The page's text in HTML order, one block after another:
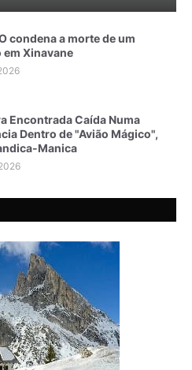
condena a morte de um
em Xinavane
Encontrada Caída Numa
Dentro de "Avião Mágico",
Manica